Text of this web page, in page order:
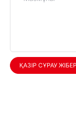
ҚАЗІР СҰРАУ